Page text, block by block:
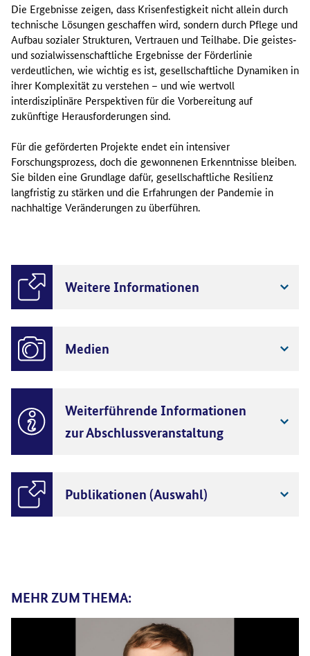
Die Ergebnisse zeigen, dass Krisenfestigkeit nicht allein durch
technische Lösungen geschaffen wird, sondern durch Pflege und
Aufbau sozialer Strukturen, Vertrauen und Teilhabe. Die geistes‑
und sozialwissenschaftliche Ergebnisse der Förderlinie
verdeutlichen, wie wichtig es ist, gesellschaftliche Dynamiken in
ihrer Komplexität zu verstehen – und wie wertvoll
interdisziplinäre Perspektiven für die Vorbereitung auf
zukünftige Herausforderungen sind.
Für die geförderten Projekte endet ein intensiver
Forschungsprozess, doch die gewonnenen Erkenntnisse bleiben.
Sie bilden eine Grundlage dafür, gesellschaftliche Resilienz
langfristig zu stärken und die Erfahrungen der Pandemie in
nachhaltige Veränderungen zu überführen.
Weitere Informationen
Medien
Weiterführende Informationen
zur Abschlussveranstaltung
Publikationen (Auswahl)
MEHR ZUM THEMA: